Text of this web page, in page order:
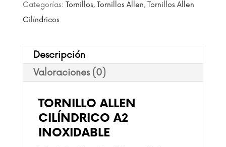
Categorías: Tornillos, Tornillos Allen, Tornillos Allen
Cilíndricos
Descripción
Valoraciones (0)
TORNILLO ALLEN
CILÍNDRICO A2
INOXIDABLE